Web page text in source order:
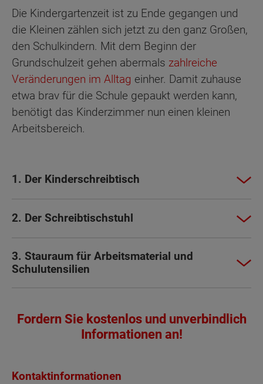
Die Kindergartenzeit ist zu Ende gegangen und
die Kleinen zählen sich jetzt zu den ganz Großen,
den Schulkindern. Mit dem Beginn der
Grundschulzeit gehen abermals zahlreiche
Veränderungen im Alltag einher. Damit zuhause
etwa brav für die Schule gepaukt werden kann,
benötigt das Kinderzimmer nun einen kleinen
Arbeitsbereich.
1. Der Kinderschreibtisch
2. Der Schreibtischstuhl
3. Stauraum für Arbeitsmaterial und
Schulutensilien
Fordern Sie kostenlos und unverbindlich
Informationen an!
Kontaktinformationen